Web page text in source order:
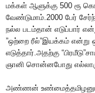
மக்கள் ஆளுக்கு 500 ரூ
வேண்டுமாம்.2000 பேர்
நல்ல படம்தான் எடுப்பார்
”ஒற்றை ரீல்”இயக்கம் என்று
எடுத்தார்.அதற்கு
ஞானி சொன்னபோது
அண்ணன்